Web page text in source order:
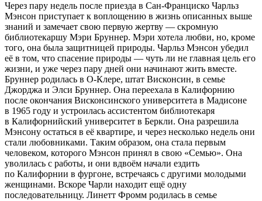
Через пару недель после приезда в Сан-Франциско Чарльз
Мэнсон приступает к воплощению в жизнь описанных выше
знаний и замечает свою первую жертву — скромную
библиотекаршу Мэри Бруннер. Мэри хотела любви, но, кроме
того, она была защитницей природы. Чарльз Мэнсон убедил
её в том, что спасение природы — чуть ли не главная цель его
жизни, и уже через пару дней они начинают жить вместе.
Бруннер родилась в О-Клере, штат Висконсин, в семье
Джорджа и Элси Бруннер. Она переехала в Калифорнию
после окончания Висконсинского университета в Мадисоне
в 1965 году и устроилась ассистентом библиотекаря
в Калифорнийский университет в Беркли. Она разрешила
Мэнсону остаться в её квартире, и через несколько недель они
стали любовниками. Таким образом, она стала первым
человеком, которого Мэнсон принял в свою «Семью». Она
уволилась с работы, и они вдвоём начали ездить
по Калифорнии в фургоне, встречаясь с другими молодыми
женщинами. Вскоре Чарли находит ещё одну
последовательницу. Линетт Фромм родилась в семье